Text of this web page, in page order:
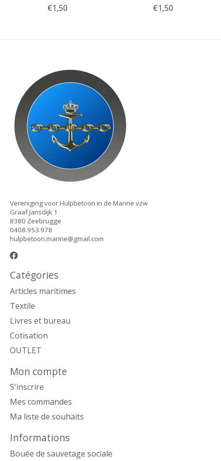
€1,50
€1,50
Vereniging voor Hulpbetoon in de Marine vzw
Graaf Jansdijk 1
8380 Zeebrugge
0408.953.978
hulpbetoon.marine@gmail.com
Catégories
Articles maritimes
Textile
Livres et bureau
Cotisation
OUTLET
Mon compte
S'inscrire
Mes commandes
Ma liste de souhaits
Informations
Bouée de sauvetage sociale